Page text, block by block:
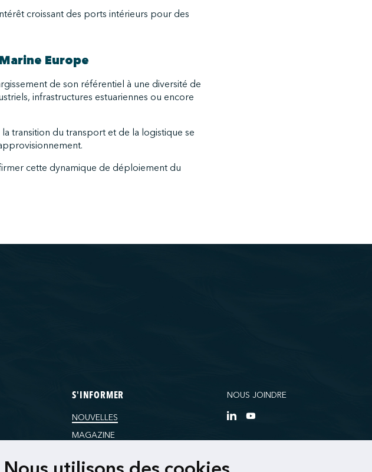
croissant des ports intérieurs pour des
Europe
de son référentiel à une diversité de
infrastructures estuariennes ou encore
transition du transport et de la logistique se
cette dynamique de déploiement du
S'INFORMER
NOUVELLES
MAGAZINE
NOUS JOINDRE